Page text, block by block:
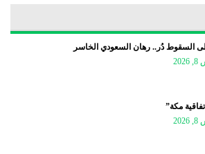
إلى السقوط دُر.. رهان السعودي الخاسر
مكة”